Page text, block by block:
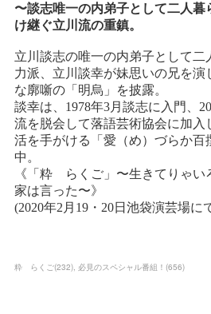
粋 らくご(232) 必見のスペシャル番組！ (656)